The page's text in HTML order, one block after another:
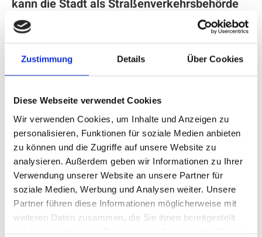
Zustimmung Details Über Cookies
Diese Webseite verwendet Cookies
Wir verwenden Cookies, um Inhalte und Anzeigen zu
personalisieren, Funktionen für soziale Medien anbieten
zu können und die Zugriffe auf unsere Website zu
analysieren. Außerdem geben wir Informationen zu Ihrer
Verwendung unserer Website an unsere Partner für
soziale Medien, Werbung und Analysen weiter. Unsere
Partner führen diese Informationen möglicherweise mit
weiteren Daten zusammen, die Sie ihnen bereitgestellt
haben oder die sie im Rahmen Ihrer Nutzung der Dienste
kann die Stadt als Straßenverkehrsbehörde
schnell reagieren.
Bis dahin bittet die Stadt alle
Verkehrsteilnehmer um Verständnis und
hält und etwas mehr Zeit einplant, trägt dazu
bei, dass das Konzept aufgeht: weniger Stau,
mehr Übersicht – und eine spürbare
Entlastung für die Innenstadt.
Mit dieser Übersicht möchten wir Sie über die
verschiedenen Umleitungen informieren.
Hier findet ihr mehr Infos zu den